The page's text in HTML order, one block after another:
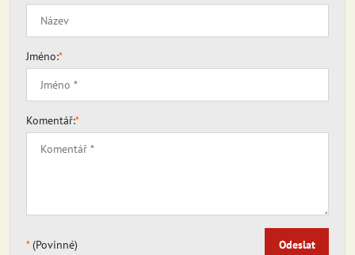
Jméno:*
Komentář:*
*(Povinné) Odeslat